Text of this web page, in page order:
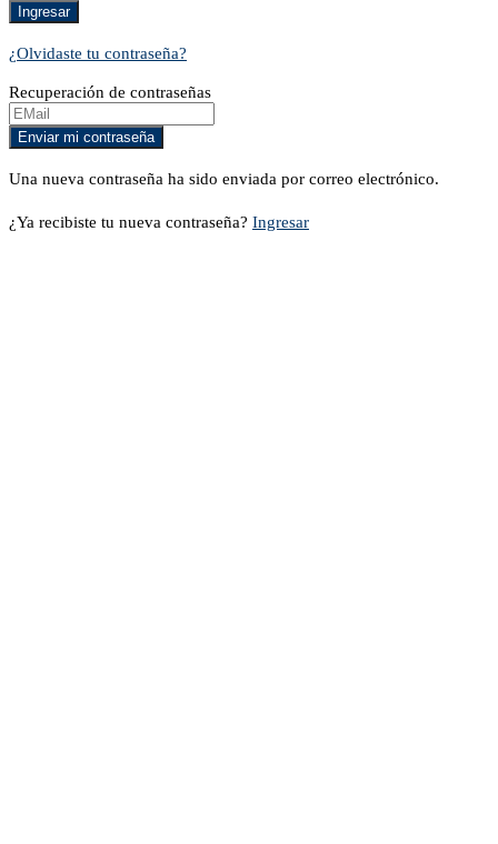
¿Olvidaste tu contraseña?
Recuperación de contraseñas
Una nueva contraseña ha sido enviada por correo electrónico.
¿Ya recibiste tu nueva contraseña? Ingresar